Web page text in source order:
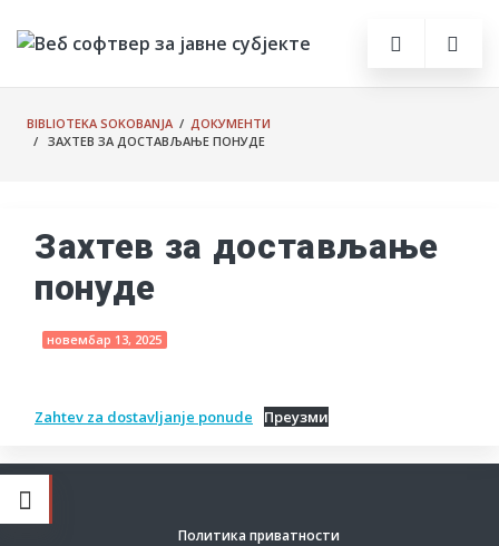
BIBLIOTEKA SOKOBANJA / ДОКУМЕНТИ
/ ЗАХТЕВ ЗА ДОСТАВЉАЊЕ ПОНУДЕ
Захтев за достављање
понуде
новембар 13, 2025
Zahtev za dostavljanje ponude Преузми
Политика приватности